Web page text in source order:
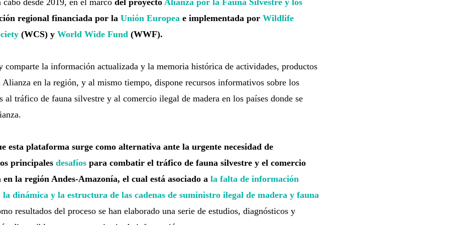
regional financiada por la Unión Europea e implementada por Wildlife
(WCS) y World Wide Fund (WWF).
comparte la información actualizada y la memoria histórica de actividades, productos
Alianza en la región, y al mismo tiempo, dispone recursos informativos sobre los
al tráfico de fauna silvestre y al comercio ilegal de madera en los países donde se
esta plataforma surge como alternativa ante la urgente necesidad de
principales desafíospara combatir el tráfico de fauna silvestre y el comercio
la región Andes-Amazonía, el cual está asociado a la falta de información
la dinámica y la estructura de las cadenas de suministro ilegal de madera y fauna
resultados del proceso se han elaborado una serie de estudios, diagnósticos y